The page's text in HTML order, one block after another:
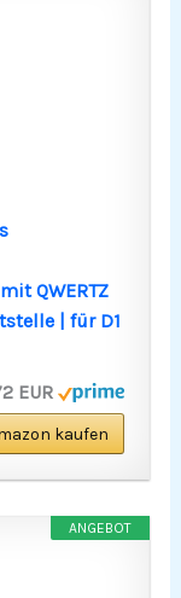
QWERTZ
| für D1
EUR
kaufen
ANGEBOT